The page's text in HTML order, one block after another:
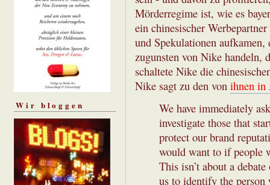
Wir bloggen
Mörderregime ist, wie es
ein chinesischer
und Spekulationen
zugunsten von Nike handeln,
schaltete Nike die
Nike sagt zu den von ihnen in
We have immediately
investigate those that
protect our brand
would want to if people
This isn’t about a
us to identify the person